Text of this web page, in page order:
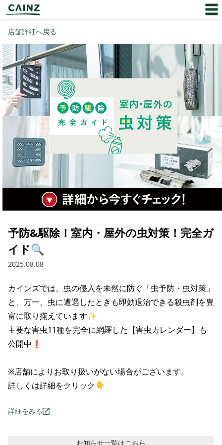
店舗詳細へ戻る
予防&駆除！室内・屋外の虫対策！完全ガ
イド🔍
2025.08.08
カインズでは、虫の侵入を未然に防ぐ「虫予防・虫対策」
と、万一、虫に遭遇したときも即効退治できる殺虫剤を豊
富に取り揃えています✨
主要な害虫11種を完全に網羅した【害虫カレンダー】も
公開中❗
※店舗によりお取り扱いがない場合がございます。
詳しくは詳細をクリック👇
詳細をみる
お知らせ一覧はこちら